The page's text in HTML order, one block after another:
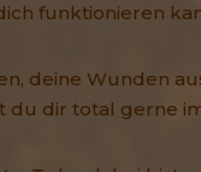
funktionieren
deine Wunden
du dir total gerne